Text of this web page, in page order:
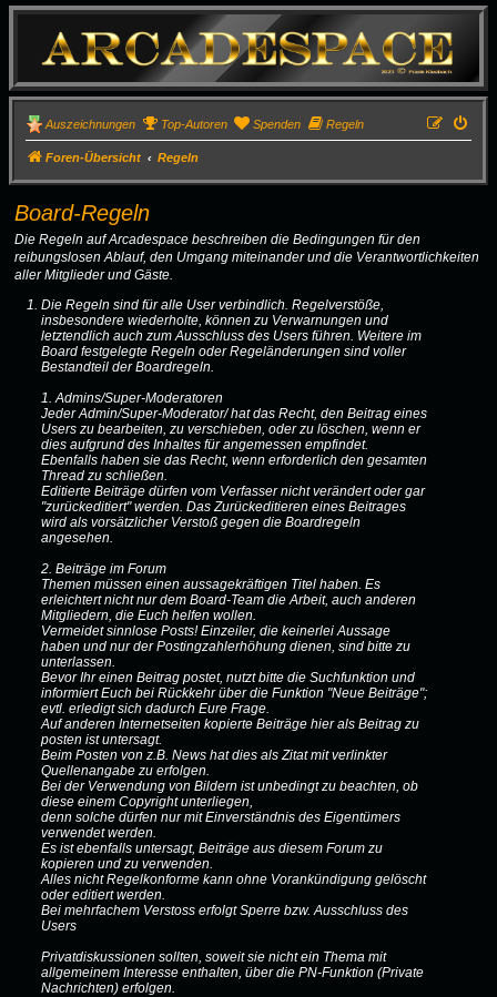
Auszeichnungen Top-Autoren Spenden Regeln
Foren-Übersicht Regeln
Board-Regeln
Die Regeln auf Arcadespace beschreiben die Bedingungen für den
reibungslosen Ablauf, den Umgang miteinander und die Verantwortlichkeiten
aller Mitglieder und Gäste.
Die Regeln sind für alle User verbindlich. Regelverstöße,
insbesondere wiederholte, können zu Verwarnungen und
letztendlich auch zum Ausschluss des Users führen. Weitere im
Board festgelegte Regeln oder Regeländerungen sind voller
Bestandteil der Boardregeln.
1. Admins/Super-Moderatoren
Jeder Admin/Super-Moderator/ hat das Recht, den Beitrag eines
Users zu bearbeiten, zu verschieben, oder zu löschen, wenn er
dies aufgrund des Inhaltes für angemessen empfindet.
Ebenfalls haben sie das Recht, wenn erforderlich den gesamten
Thread zu schließen.
Editierte Beiträge dürfen vom Verfasser nicht verändert oder gar
"zurückeditiert" werden. Das Zurückeditieren eines Beitrages
wird als vorsätzlicher Verstoß gegen die Boardregeln
angesehen.
2. Beiträge im Forum
Themen müssen einen aussagekräftigen Titel haben. Es
erleichtert nicht nur dem Board-Team die Arbeit, auch anderen
Mitgliedern, die Euch helfen wollen.
Vermeidet sinnlose Posts! Einzeiler, die keinerlei Aussage
haben und nur der Postingzahlerhöhung dienen, sind bitte zu
unterlassen.
Bevor Ihr einen Beitrag postet, nutzt bitte die Suchfunktion und
informiert Euch bei Rückkehr über die Funktion "Neue Beiträge";
evtl. erledigt sich dadurch Eure Frage.
Auf anderen Internetseiten kopierte Beiträge hier als Beitrag zu
posten ist untersagt.
Beim Posten von z.B. News hat dies als Zitat mit verlinkter
Quellenangabe zu erfolgen.
Bei der Verwendung von Bildern ist unbedingt zu beachten, ob
diese einem Copyright unterliegen,
denn solche dürfen nur mit Einverständnis des Eigentümers
verwendet werden.
Es ist ebenfalls untersagt, Beiträge aus diesem Forum zu
kopieren und zu verwenden.
Alles nicht Regelkonforme kann ohne Vorankündigung gelöscht
oder editiert werden.
Bei mehrfachem Verstoss erfolgt Sperre bzw. Ausschluss des
Users
Privatdiskussionen sollten, soweit sie nicht ein Thema mit
allgemeinem Interesse enthalten, über die PN-Funktion (Private
Nachrichten) erfolgen.